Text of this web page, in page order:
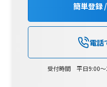
簡単登録
電話
受付時間 平日9:00